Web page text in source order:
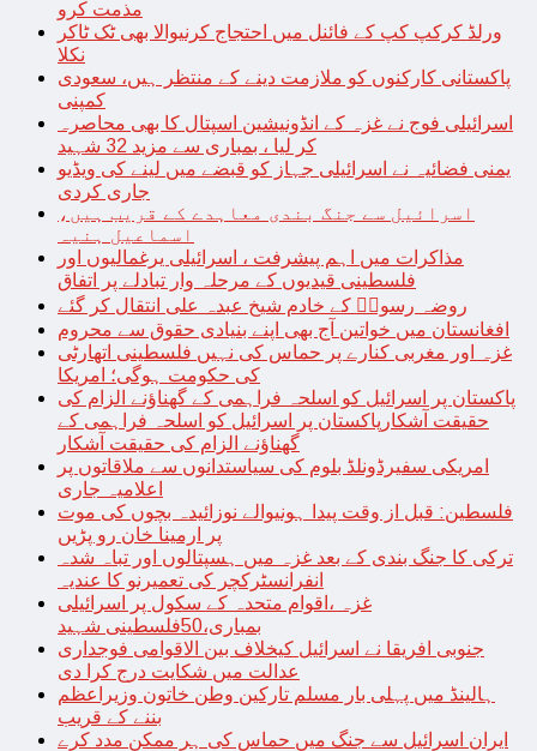
مذمت کرو
ورلڈ کرکپ کپ کے فائنل میں احتجاج کرنیوالا بھی ٹک ٹاکر
نکلا
پاکستانی کارکنوں کو ملازمت دینے کے منتظر ہیں، سعودی
کمپنی
اسرائیلی فوج نے غزہ کے انڈونیشین اسپتال کا بھی محاصرہ
کر لیا ، بمباری سے مزید 32 شہید
یمنی فضائیہ نے اسرائیلی جہاز کو قبضے میں لینے کی ویڈیو
جاری کردی
اسرائیل سے جنگ بندی معاہدے کے قریب ہیں،
اسماعیل ہنیہ
مذاکرات میں اہم پیشرفت ، اسرائیلی یرغمالیوں اور
فلسطینی قیدیوں کے مرحلہ وار تبادلے پر اتفاق
روضہ رسولؐ کے خادم شیخ عبدہ علی انتقال کر گئے
افغانستان میں خواتین آج بھی اپنے بنیادی حقوق سے محروم
غزہ اور مغربی کنارے پر حماس کی نہیں فلسطینی اتھارٹی
کی حکومت ہوگی؛ امریکا
پاکستان پر اسرائیل کو اسلحہ فراہمی کے گھناؤنے الزام کی
حقیقت آشکارپاکستان پر اسرائیل کو اسلحہ فراہمی کے
گھناؤنے الزام کی حقیقت آشکار
امریکی سفیرڈونلڈ بلوم کی سیاستدانوں سے ملاقاتوں پر
اعلامیہ جاری
فلسطین: قبل از وقت پیدا ہونیوالے نوزائیدہ بچوں کی موت
پر ارمینا خان رو پڑیں
ترکی کا جنگ بندی کے بعد غزہ میں ہسپتالوں اور تباہ شدہ
انفرانسٹرکچر کی تعمیرنو کا عندیہ
غزہ ،اقوام متحدہ کے سکول پر اسرائیلی
بمباری،50فلسطینی شہید
جنوبی افریقا نے اسرائیل کیخلاف بین الاقوامی فوجداری
عدالت میں شکایت درج کرا دی
ہالینڈ میں پہلی بار مسلم تارکین وطن خاتون وزیراعظم
بننے کے قریب
ایران اسرائیل سے جنگ میں حماس کی ہر ممکن مدد کرے